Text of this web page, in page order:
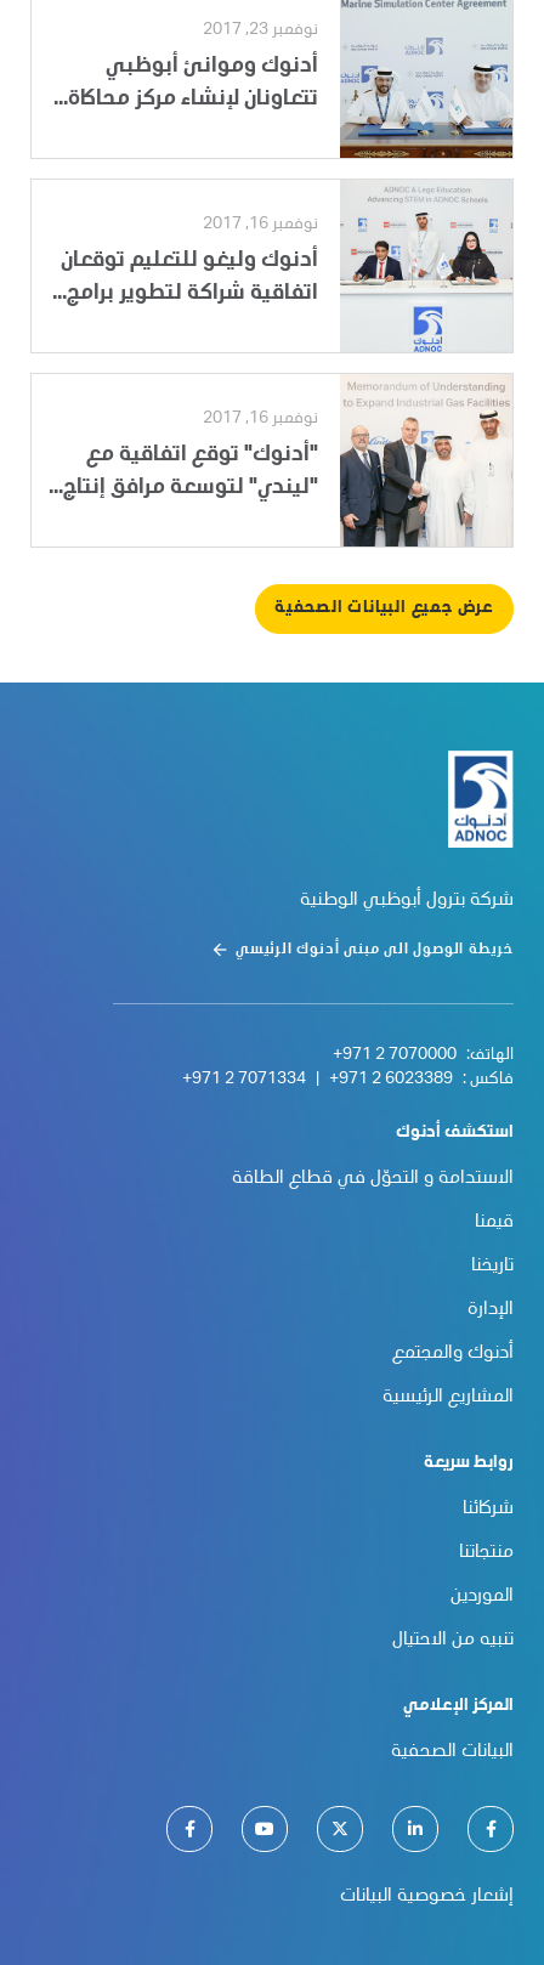
نوفمبر 23, 2017
أدنوك وموانئ أبوظبي
تتعاونان لإنشاء مركز محاكاة...
نوفمبر 16, 2017
أدنوك وليغو للتعليم توقعان
اتفاقية شراكة لتطوير برامج...
نوفمبر 16, 2017
"أدنوك" توقع اتفاقية مع
"ليندي" لتوسعة مرافق إنتاج...
عرض جميع البيانات الصحفية
شركة بترول أبوظبي الوطنية
خريطة الوصول الى مبنى أدنوك الرئيسي
الهاتف: +971 2 7070000
فاكس : +971 2 6023389
+971 2 7071334
استكشف أدنوك
الاستدامة و التحوّل في قطاع الطاقة
قيمنا
تاريخنا
الإدارة
أدنوك والمجتمع
المشاريع الرئيسية
روابط سريعة
شركائنا
منتجاتنا
الموردين
تنبيه من الاحتيال
المركز الإعلامي
البيانات الصحفية
إشعار خصوصية البيانات